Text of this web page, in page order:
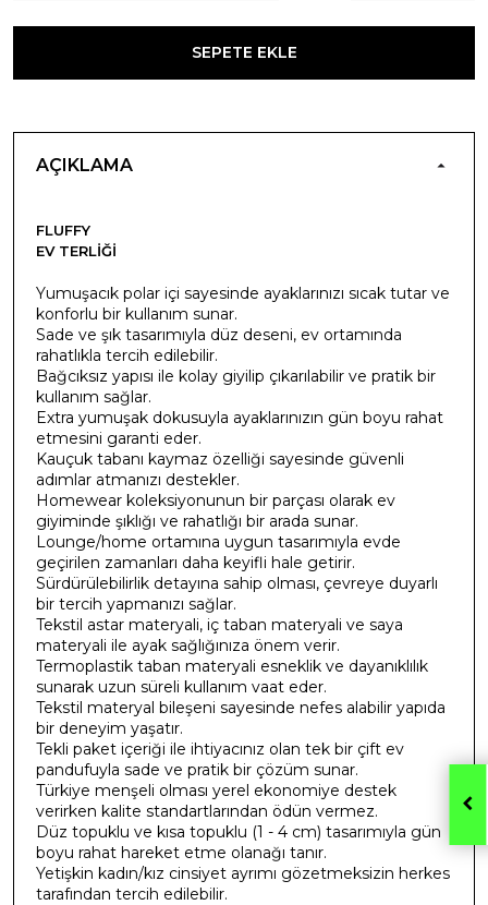
SEPETE EKLE
AÇIKLAMA
FLUFFY
EV TERLIĞI
Yumuşacık polar içi sayesinde ayaklarınızı sıcak tutar ve
konforlu bir kullanım sunar.
Sade ve şık tasarımıyla düz deseni, ev ortamında
rahatlıkla tercih edilebilir.
Bağcıksız yapısı ile kolay giyilip çıkarılabilir ve pratik bir
kullanım sağlar.
Extra yumuşak dokusuyla ayaklarınızın gün boyu rahat
etmesini garanti eder.
Kauçuk tabanı kaymaz özelliği sayesinde güvenli
adımlar atmanızı destekler.
Homewear koleksiyonunun bir parçası olarak ev
giyiminde şıklığı ve rahatlığı bir arada sunar.
Lounge/home ortamına uygun tasarımıyla evde
geçirilen zamanları daha keyifli hale getirir.
Sürdürülebilirlik detayına sahip olması, çevreye duyarlı
bir tercih yapmanızı sağlar.
Tekstil astar materyali, iç taban materyali ve saya
materyali ile ayak sağlığınıza önem verir.
Termoplastik taban materyali esneklik ve dayanıklılık
sunarak uzun süreli kullanım vaat eder.
Tekstil materyal bileşeni sayesinde nefes alabilir yapıda
bir deneyim yaşatır.
Tekli paket içeriği ile ihtiyacınız olan tek bir çift ev
pandufuyla sade ve pratik bir çözüm sunar.
Türkiye menşeli olması yerel ekonomiye destek
verirken kalite standartlarından ödün vermez.
Düz topuklu ve kısa topuklu (1 - 4 cm) tasarımıyla gün
boyu rahat hareket etme olanağı tanır.
Yetişkin kadın/kız cinsiyet ayrımı gözetmeksizin herkes
tarafından tercih edilebilir.